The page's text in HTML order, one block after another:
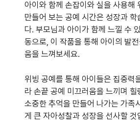
아이와 함께 손잡이와 실을 사용해
만들어 보는 공예 시간은 성장과 학
다. 부모님과 아이가 함께 느낄 수
동으로, 이 작품을 통해 아이의 발
움을 느껴보세요.
위빙 공예를 통해 아이들은 집중력
라 손끝 공예 미끄러움을 느끼며 힐
소중한 추억을 만들어 나가는 가족
게 큰 자아성찰과 성장을 선사할 것